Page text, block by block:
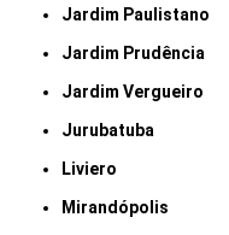
Jardim Paulistano
Jardim Prudência
Jardim Vergueiro
Jurubatuba
Liviero
Mirandópolis